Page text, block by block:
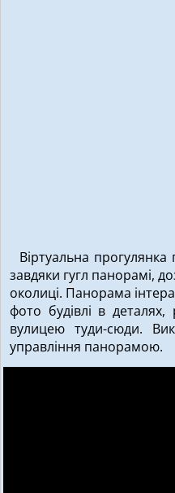
Віртуальна прогулянка
завдяки гугл панорамі,
околиці. Панорама
фото будівлі в
вулицею туди-сюди.
управління панорамою.